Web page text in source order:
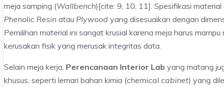
meja samping (Wallbench)[cite: 9, 10, 11]. Spesifikasi
Phenolic Resin atau Plywood yang disesuaikan dengan
Pemilihan material ini sangat krusial karena meja harus
kerusakan fisik yang merusak integritas data.
Selain meja kerja, Perencanaan Interior Lab yang matang
khusus, seperti lemari bahan kimia (chemical cabinet) yang